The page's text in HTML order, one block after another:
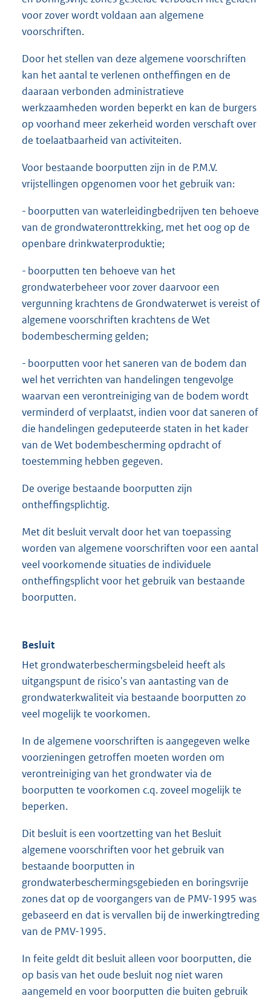
voor zover wordt voldaan aan algemene
voorschriften.
Door het stellen van deze algemene voorschriften
kan het aantal te verlenen ontheffingen en de
daaraan verbonden administratieve
werkzaamheden worden beperkt en kan de burgers
op voorhand meer zekerheid worden verschaft over
de toelaatbaarheid van activiteiten.
Voor bestaande boorputten zijn in de P.M.V.
vrijstellingen opgenomen voor het gebruik van:
- boorputten van waterleidingbedrijven ten behoeve
van de grondwateronttrekking, met het oog op de
openbare drinkwaterproduktie;
- boorputten ten behoeve van het
grondwaterbeheer voor zover daarvoor een
vergunning krachtens de Grondwaterwet is vereist of
algemene voorschriften krachtens de Wet
bodembescherming gelden;
- boorputten voor het saneren van de bodem dan
wel het verrichten van handelingen tengevolge
waarvan een verontreiniging van de bodem wordt
verminderd of verplaatst, indien voor dat saneren of
die handelingen gedeputeerde staten in het kader
van de Wet bodembescherming opdracht of
toestemming hebben gegeven.
De overige bestaande boorputten zijn
ontheffingsplichtig.
Met dit besluit vervalt door het van toepassing
worden van algemene voorschriften voor een aantal
veel voorkomende situaties de individuele
ontheffingsplicht voor het gebruik van bestaande
boorputten.
Besluit
Het grondwaterbeschermingsbeleid heeft als
uitgangspunt de risico's van aantasting van de
grondwaterkwaliteit via bestaande boorputten zo
veel mogelijk te voorkomen.
In de algemene voorschriften is aangegeven welke
voorzieningen getroffen moeten worden om
verontreiniging van het grondwater via de
boorputten te voorkomen c.q. zoveel mogelijk te
beperken.
Dit besluit is een voortzetting van het Besluit
algemene voorschriften voor het gebruik van
bestaande boorputten in
grondwaterbeschermingsgebieden en boringsvrije
zones dat op de voorgangers van de PMV-1995 was
gebaseerd en dat is vervallen bij de inwerkingtreding
van de PMV-1995.
In feite geldt dit besluit alleen voor boorputten, die
op basis van het oude besluit nog niet waren
aangemeld en voor boorputten die buiten gebruik